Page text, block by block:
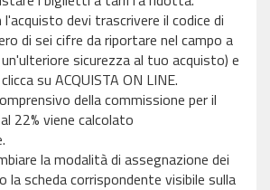
l'acquisto devi trascrivere il codice di
di sei cifre da riportare nel campo a
sicurezza al tuo acquisto) e
su ACQUISTA ON LINE.
della commissione per il
22% viene calcolato
la modalità di assegnazione dei
la scheda corrispondente visibile sulla